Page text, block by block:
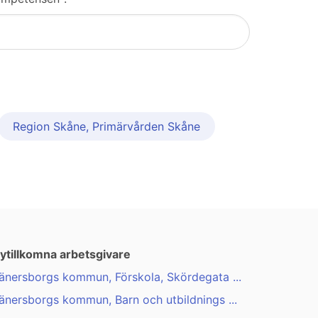
Region Skåne, Primärvården Skåne
arbetsgivare
kommun, Förskola, Skördegata ...
kommun, Barn och utbildnings ...